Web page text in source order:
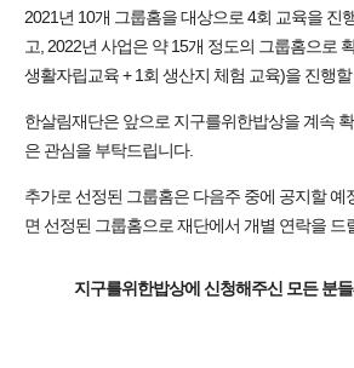
2021년 10개 그룹홈을 대상으로 4회 교육을 진
고, 2022년 사업은 약 15개 정도의 그룹홈으로
생활자립교육 + 1회 생산지 체험 교육)을 진행
한살림재단은 앞으로 지구를위한밥상을 계속
은 관심을 부탁드립니다.
추가로 선정된 그룹홈은 다음주 중에 공지할
면 선정된 그룹홈으로 재단에서 개별 연락을 드
지구를위한밥상에 신청해주신 모든 분